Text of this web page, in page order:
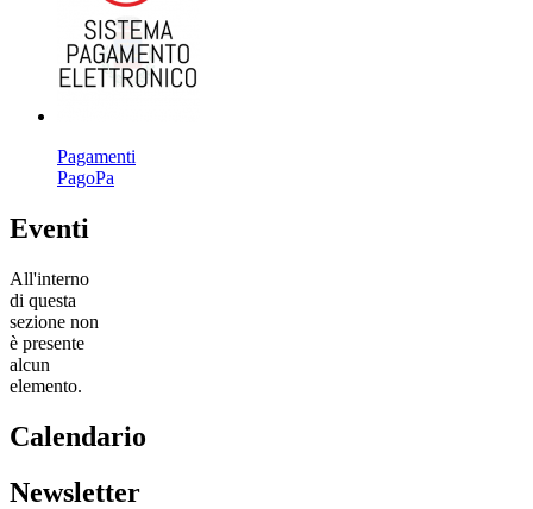
Pagamenti
PagoPa
Eventi
All'interno
di questa
sezione non
è presente
alcun
elemento.
Calendario
Newsletter